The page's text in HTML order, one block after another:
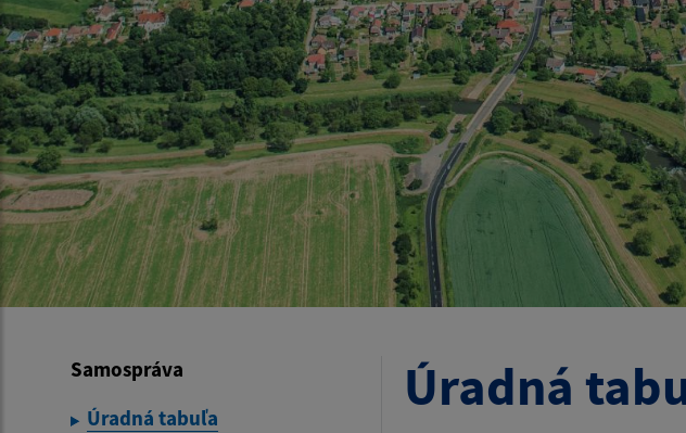
Samospráva
Úradná tabuľa
Úradná